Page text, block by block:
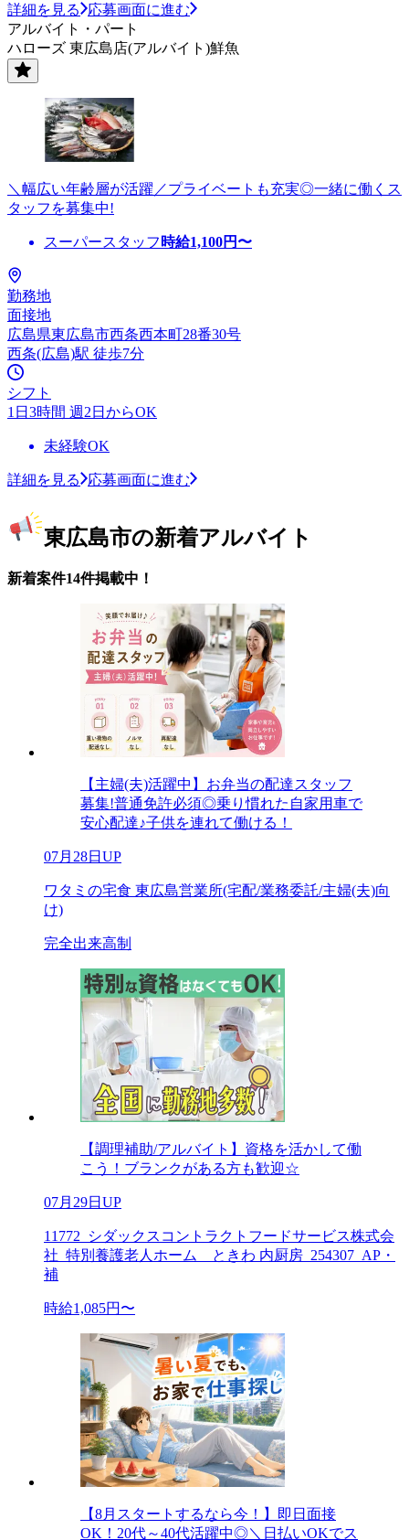
詳細を見る
応募画面に進む
アルバイト・パート
ハローズ 東広島店(アルバイト)鮮魚
＼幅広い年齢層が活躍／プライベートも充実◎一緒に働くス
タッフを募集中!
スーパースタッフ 時給1,100円〜
勤務地
面接地
広島県東広島市西条西本町28番30号
西条(広島)駅 徒歩7分
シフト
1日3時間 週2日からOK
未経験OK
詳細を見る 応募画面に進む
東広島市の新着アルバイト
新着案件14件掲載中！
【主婦(夫)活躍中】お弁当の配達スタッフ
募集!普通免許必須◎乗り慣れた自家用車で
安心配達♪子供を連れて働ける！
07月28日UP
ワタミの宅食 東広島営業所(宅配/業務委託/主婦(夫)向
け)
完全出来高制
【調理補助/アルバイト】資格を活かして働
こう！ブランクがある方も歓迎☆
07月29日UP
11772_シダックスコントラクトフードサービス株式会
社_特別養護老人ホーム ときわ 内厨房_254307_AP・
補
時給1,085円〜
【8月スタートするなら今！】即日面接
OK！20代～40代活躍中◎＼日払いOKでス